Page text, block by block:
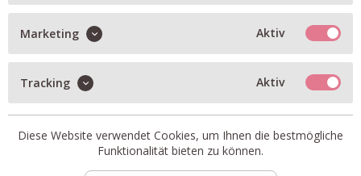
Kurzärmeliges Jersey-Poloshirt mit schmaler Passform
Polokragen und Knopfverschluss auf der Vorderseite
Hauptmaterial gefertigt aus elastischem Bio-Baumwoll-
Gemisch
fällt normal aus
Material:
95% Baumwolle, 5% Elasthan
Marketing Aktiv
Tracking Aktiv
Diese Website verwendet Cookies, um Ihnen die bestmögliche
Funktionalität bieten zu können.